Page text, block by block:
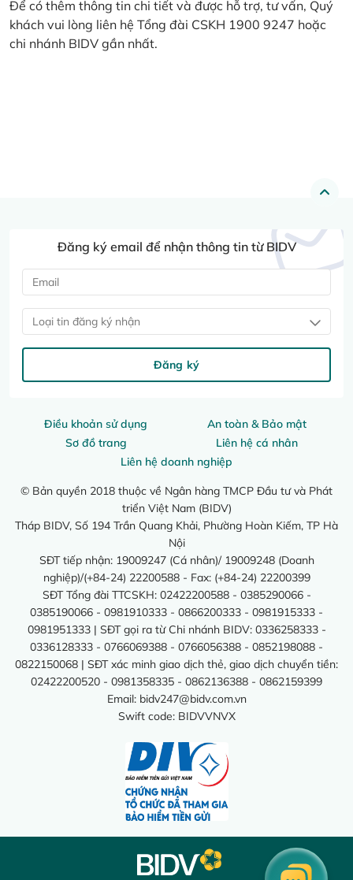
Để có thêm thông tin chi tiết và được hỗ trợ, tư vấn, Quý
khách vui lòng liên hệ Tổng đài CSKH 1900 9247 hoặc
chi nhánh BIDV gần nhất.
Điều khoản sử dụng
An toàn & Bảo mật
Sơ đồ trang
Liên hệ cá nhân
Liên hệ doanh nghiệp
© Bản quyền 2018 thuộc về Ngân hàng TMCP Đầu tư và Phát
triển Việt Nam (BIDV)
Tháp BIDV, Số 194 Trần Quang Khải, Phường Hoàn Kiếm, TP Hà
Nội
SĐT tiếp nhận: 19009247 (Cá nhân)/ 19009248 (Doanh
nghiệp)/(+84-24) 22200588 - Fax: (+84-24) 22200399
SĐT Tổng đài TTCSKH: 02422200588 - 0385290066 -
0385190066 - 0981910333 - 0866200333 - 0981915333 -
0981951333 | SĐT gọi ra từ Chi nhánh BIDV: 0336258333 -
0336128333 - 0766069388 - 0766056388 - 0852198088 -
0822150068 | SĐT xác minh giao dịch thẻ, giao dịch chuyển tiền:
02422200520 - 0981358335 - 0862136388 - 0862159399
Email: bidv247@bidv.com.vn
Swift code: BIDVVNVX
Đăng ký email để nhận thông tin từ BIDV
Loại tin đăng ký nhận
Đăng ký